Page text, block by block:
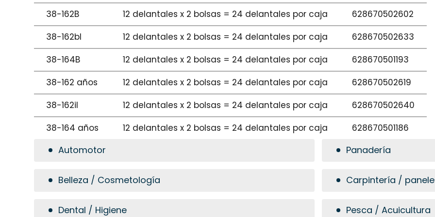
38-162B
12 delantales x 2 bolsas = 24 delantales por caja
628670502602
38-162bl
12 delantales x 2 bolsas = 24 delantales por caja
628670502633
38-164B
12 delantales x 2 bolsas = 24 delantales por caja
628670501193
38-162 años
12 delantales x 2 bolsas = 24 delantales por caja
628670502619
38-162il
12 delantales x 2 bolsas = 24 delantales por caja
628670502640
38-164 años
12 delantales x 2 bolsas = 24 delantales por caja 628670501186
Automotor Panadería
Belleza / Cosmetología Carpintería /
Dental / Higiene Pesca / Acuicultura